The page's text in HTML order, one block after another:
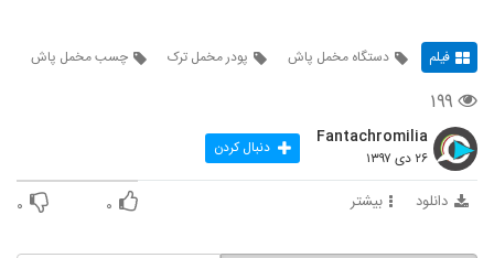
فیلم دستگاه مخمل پاش پودر مخمل ترک چسب مخمل پاش
۱۹۹
Fantachromilia
۲۶ دی ۱۳۹۷ دنبال کردن
دانلود بیشتر ۰ ۰